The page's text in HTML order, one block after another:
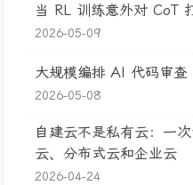
当 RL 训练意外对 CoT
2026-05-09
大规模编排 AI 代码审查
2026-05-08
自建云不是私有云：一
云、分布式云和企业云
2026-04-24